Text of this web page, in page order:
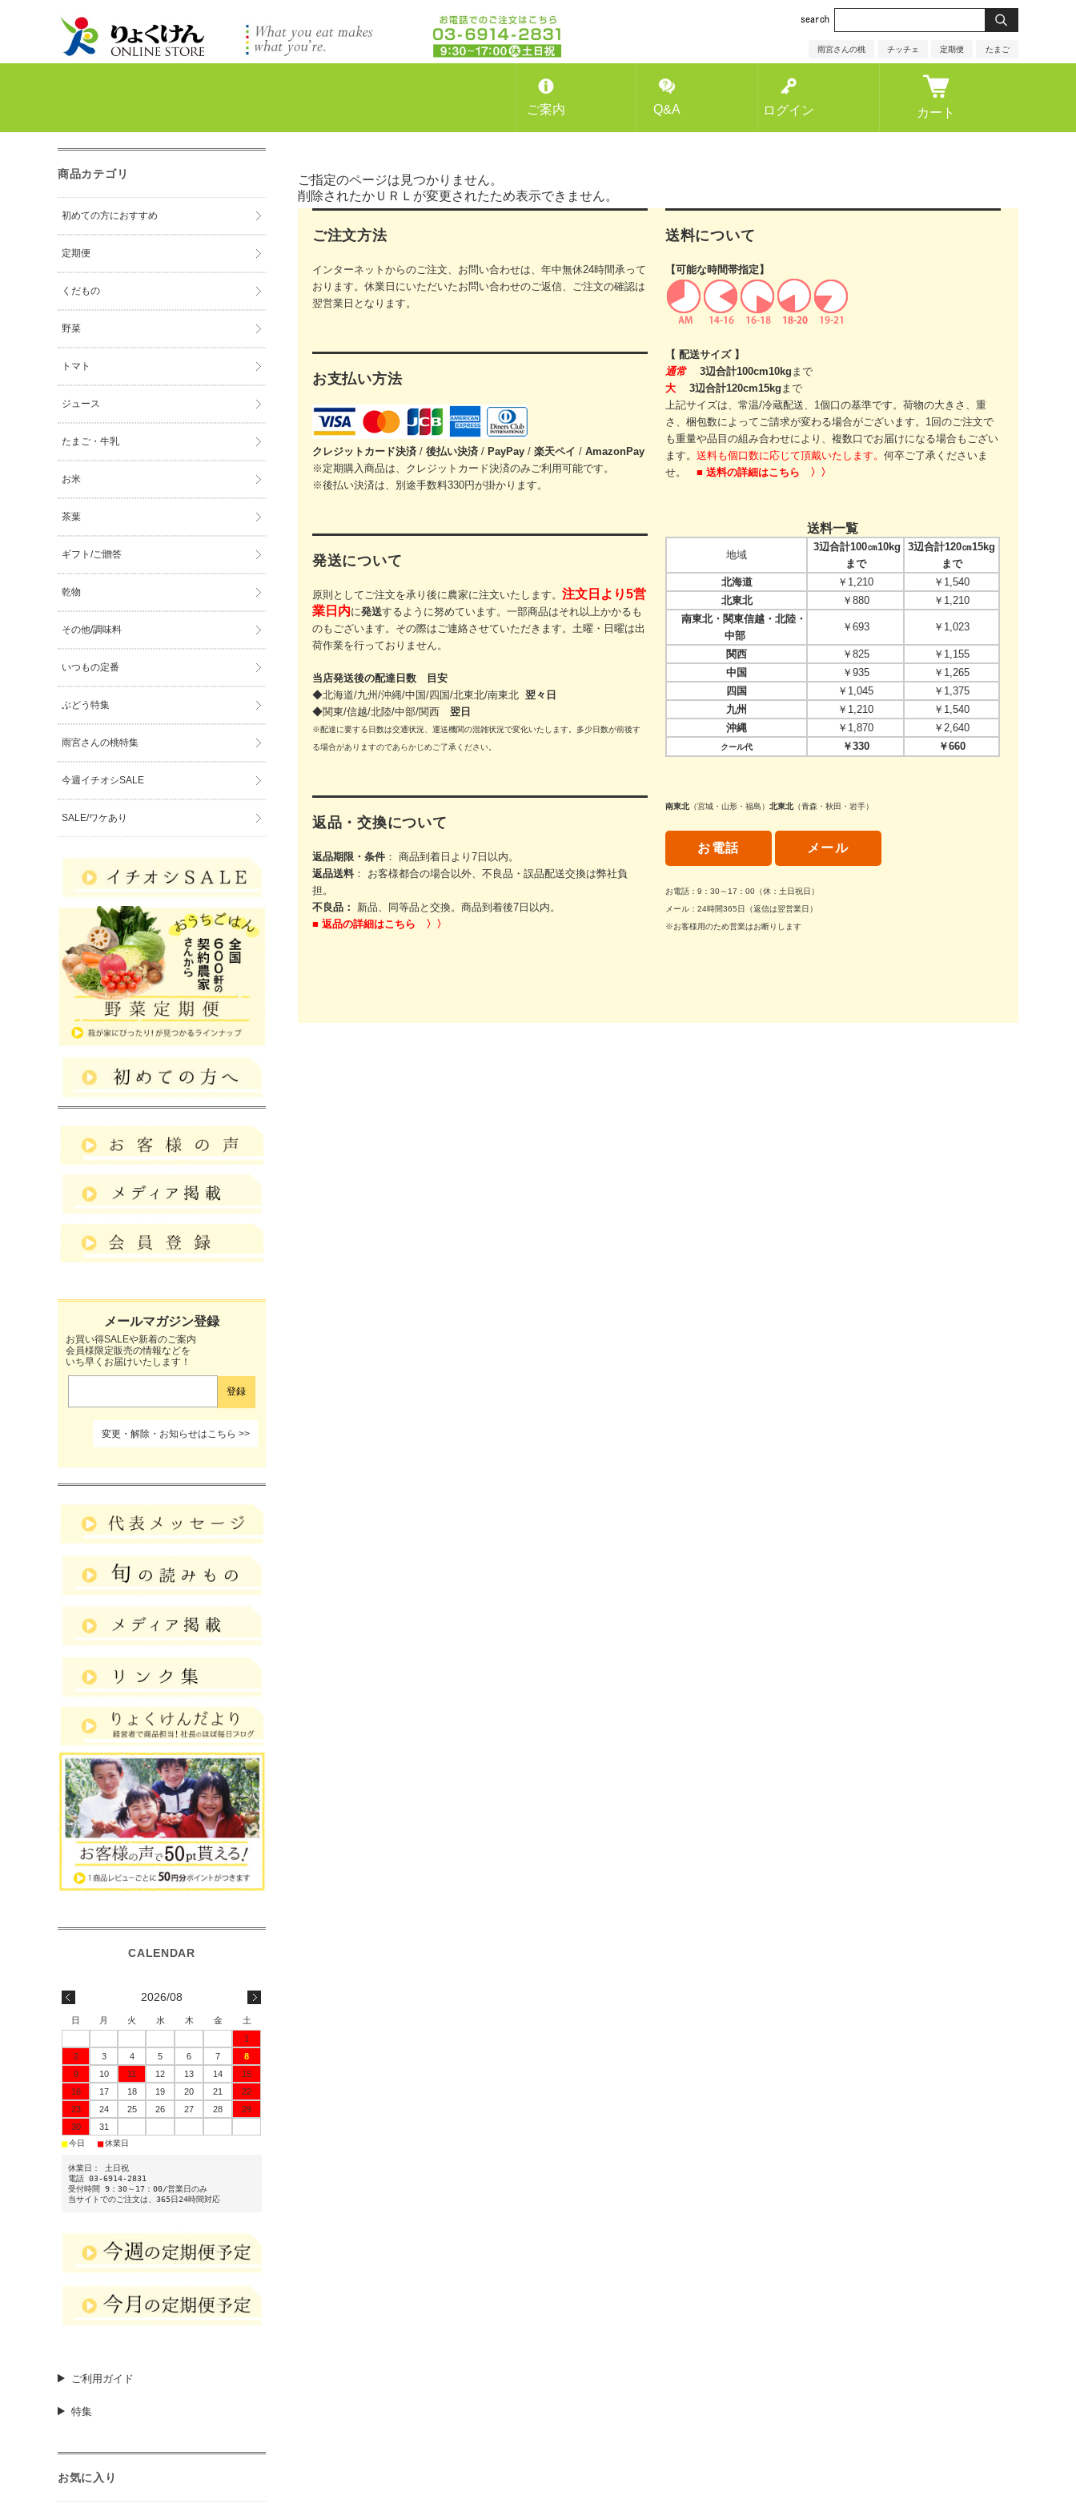
雨宮さんの桃 チッチェ 定期便 たまご
ご案内 Q&A ログイン カート
ご指定のページは見つかりません。
削除されたかＵＲＬが変更されたため表示できません。
ご注文方法
インターネットからのご注文、お問い合わせは、年中無休24時間承って
おります。休業日にいただいたお問い合わせのご返信、ご注文の確認は
翌営業日となります。
お支払い方法
クレジットカード決済 / 後払い決済 / PayPay / 楽天ペイ / AmazonPay
※定期購入商品は、クレジットカード決済のみご利用可能です。
※後払い決済は、別途手数料330円が掛かります。
発送について
原則としてご注文を承り後に農家に注文いたします。 注文日より5営
業日内に発送するように努めています。一部商品はそれ以上かかるも
のもございます。その際はご連絡させていただきます。 土曜・日曜は出
荷作業を行っておりません。
当店発送後の配達日数 目安
◆北海道/九州/沖縄/中国/四国/北東北/南東北 翌々日
◆関東/信越/北陸/中部/関西 翌日
※配達に要する日数は交通状況、運送機関の混雑状況で変化いたします。多少日数が前後す
る場合がありますのであらかじめご了承ください。
返品・交換について
返品期限・条件 ： 商品到着日より7日以内。
返品送料： お客様都合の場合以外、不良品・誤品配送交換は弊社負
担。
不良品：
新品、同等品と交換。商品到着後7日以内。
■ 返品の詳細はこちら 〉〉
送料について
【可能な時間帯指定】
【 配送サイズ 】
通常
3辺合計100cm10kg まで
大
3辺合計120cm15kg まで
上記サイズは、常温/冷蔵配送、1個口の基準です。 荷物の大きさ、重
さ、梱包数によってご請求が変わる場合がございます。 1回のご注文で
も重量や品目の組み合わせにより、 複数口でお届けになる場合もござい
ます。 送料も個口数に応じて頂戴いたします。 何卒ご了承くださいま
せ。 ■ 送料の詳細はこちら 〉〉
送料一覧
地域
3辺合計100㎝10kg
まで
3辺合計120㎝15kg
まで
北海道
￥1,210
￥1,540
北東北
￥880
￥1,210
南東北・関東信越・北陸・
中部
￥693 ￥1,023
関西 ￥825
￥1,155
中国
￥935
￥1,265
四国
￥1,045
￥1,375
九州
￥1,210
￥1,540
沖縄
￥1,870 ￥2,640
クール代 ￥330 ￥660
南東北（宮城・山形・福島） 北東北（青森・秋田・岩手）
お電話 メール
お電話：9：30～17：00（休：土日祝日）
メール：24時間365日（返信は翌営業日）
※お客様用のため営業はお断りします
商品カテゴリ
初めての方におすすめ
定期便
くだもの
野菜
トマト
ジュース
たまご・牛乳
お米
茶葉
ギフト/ご贈答
乾物
その他/調味料
いつもの定番
ぶどう特集
雨宮さんの桃特集
今週イチオシSALE
SALE/ワケあり
お買い得SALEや新着のご案内
会員様限定販売の情報などを
いち早くお届けいたします！
変更・解除・お知らせはこちら
2026/08
日 月 火 水 木 金
土
1
2
3 4 5 6 7
8
9
10 11 12 13 14
15
16
17 18 19 20 21
22
23
24 25 26 27 28
29
30
31
■今日 ■休業日
休業日： 土日祝
電話 03-6914-2831
受付時間 9：30～17：00/営業日のみ
当サイトでのご注文は、365日24時間対応
ご利用ガイド
特集
お気に入り